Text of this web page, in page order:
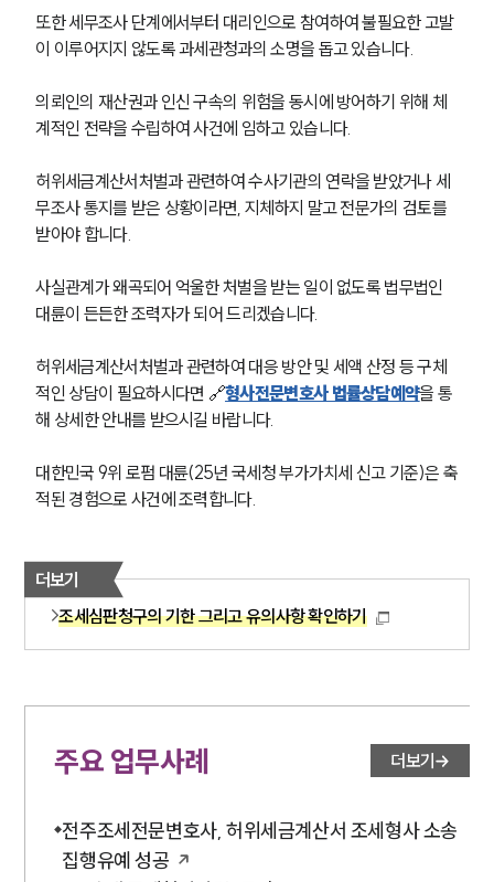
또한 세무조사 단계에서부터 대리인으로 참여하여 불필요한 고발
이 이루어지지 않도록 과세관청과의 소명을 돕고 있습니다.
의뢰인의 재산권과 인신 구속의 위험을 동시에 방어하기 위해 체
계적인 전략을 수립하여 사건에 임하고 있습니다.
허위세금계산서처벌과 관련하여 수사기관의 연락을 받았거나 세
무조사 통지를 받은 상황이라면, 지체하지 말고 전문가의 검토를
받아야 합니다.
사실관계가 왜곡되어 억울한 처벌을 받는 일이 없도록 법무법인
대륜이 든든한 조력자가 되어 드리겠습니다.
허위세금계산서처벌과 관련하여 대응 방안 및 세액 산정 등 구체
적인 상담이 필요하시다면 🔗형사전문변호사 법률상담예약을 통
해 상세한 안내를 받으시길 바랍니다.
대한민국 9위 로펌 대륜(25년 국세청 부가가치세 신고 기준)은 축
적된 경험으로 사건에 조력합니다.
더보기
조세심판청구의 기한 그리고 유의사항 확인하기
주요 업무사례 더보기
전주조세전문변호사, 허위세금계산서 조세형사 소송
집행유예 성공